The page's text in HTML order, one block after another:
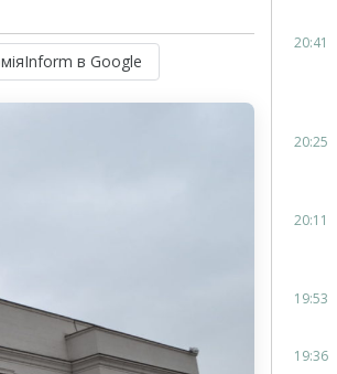
в Google
20:41
20:25
20:11
19:53
19:36